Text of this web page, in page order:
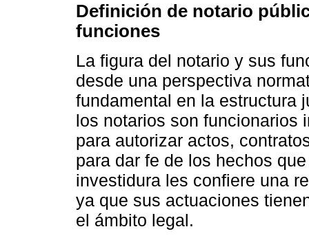
Definición de notario
funciones
La figura del notario y sus
desde una perspectiva
fundamental en la estructura
los notarios son funcionarios
para autorizar actos,
para dar fe de los hechos
investidura les confiere una
ya que sus actuaciones
el ámbito legal.